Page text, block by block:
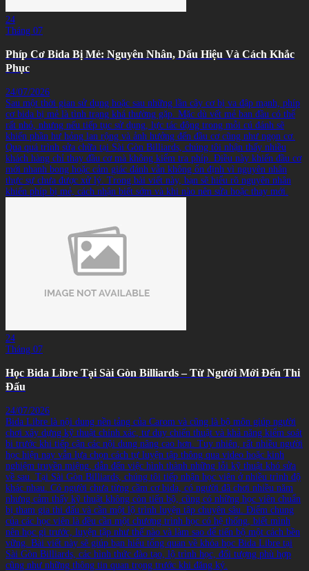
24
Tháng 07
Phíp Cơ Bida Bị Mẻ: Nguyên Nhân, Dấu Hiệu Và Cách Khắc
Phục
24/07/2026
Sau một thời gian sử dụng hoặc sau những lần cây cơ bị va đập mạnh, phíp
cơ bida bị mẻ là tình trạng khá thường gặp. Mặc dù vết mẻ ban đầu có thể
rất nhỏ, nhưng nếu tiếp tục sử dụng, lực tác động trong mỗi cú đánh sẽ
khiến phần hư hỏng lan rộng và ảnh hưởng đến đầu cơ cũng như ngọn cơ.
Qua quá trình sửa chữa tại Sài Gòn Billiards, chúng tôi nhận thấy nhiều
khách hàng chỉ thay đầu cơ mà không kiểm tra phíp. Điều này khiến đầu cơ
mới nhanh bong hoặc cảm giác đánh vẫn không ổn định vì nguyên nhân
thực sự chưa được xử lý. Trong bài viết này, bạn sẽ hiểu rõ nguyên nhân
khiến phíp bị mẻ, cách nhận biết sớm và khi nào nên sửa hoặc thay mới.
24
Tháng 07
Học Bida Libre Tại Sài Gòn Billiards – Từ Người Mới Đến Thi
Đấu
24/07/2026
Bida Libre là nội dung nền tảng của Carom và cũng là bộ môn giúp người
chơi xây dựng kỹ thuật chính xác, tư duy chiến thuật và khả năng kiểm soát
bi trước khi tiếp cận các nội dung nâng cao hơn. Tuy nhiên, rất nhiều người
học hiện nay vẫn lựa chọn cách tự luyện tập thông qua video hoặc kinh
nghiệm truyền miệng, dẫn đến việc hình thành những lỗi kỹ thuật khó sửa
về sau. Tại Sài Gòn Billiards, chúng tôi tiếp nhận học viên ở nhiều trình độ
khác nhau. Có người chưa từng cầm cơ bida, có người đã chơi nhiều năm
nhưng cảm thấy kỹ thuật không còn tiến bộ, cũng có những học viên chuẩn
bị tham gia thi đấu và cần một lộ trình luyện tập chuyên sâu. Điểm chung
của các học viên là đều cần một chương trình học có hệ thống, biết mình
nên học gì trước, luyện tập như thế nào và làm sao để tiến bộ một cách bền
vững. Bài viết này sẽ giúp bạn hiểu tổng quan về khóa học Bida Libre tại
Sài Gòn Billiards, các hình thức đào tạo, lộ trình học, đối tượng phù hợp
cũng như những thông tin quan trọng trước khi đăng ký.